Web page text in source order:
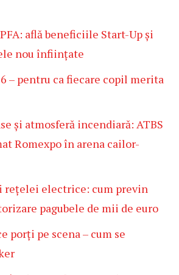
află beneficiile Start-Up și
nou înființate
– pentru ca fiecare copil merita
și atmosferă incendiară: ATBS
Romexpo în arena cailor-
rețelei electrice: cum previn
pagubele de mii de euro
porți pe scena – cum se